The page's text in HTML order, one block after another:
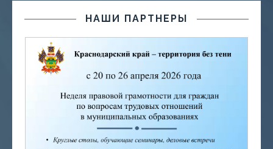
НАШИ ПАРТНЕРЫ